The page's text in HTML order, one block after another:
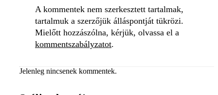
A kommentek nem szerkesztett tartalmak,
tartalmuk a szerzőjük álláspontját tükrözi.
Mielőtt hozzászólna, kérjük, olvassa el a
kommentszabályzatot.
Jelenleg nincsenek kommentek.